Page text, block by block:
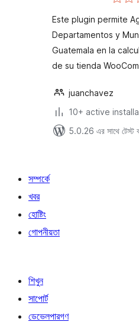
Este plugin permite
Departamentos y
Guatemala en la
de su tienda
juanchavez
10+ active
5.0.26 এর সাথে টেস্ট
সম্পর্কে
খবর
হোষ্টিং
গোপনীয়তা
শিখুন
সাপোর্ট
ডেভেলপারগণ